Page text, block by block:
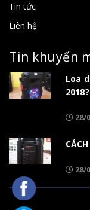
Tin tức
Liên hệ
Tin khuyến
Loa
2018?
28/
28/